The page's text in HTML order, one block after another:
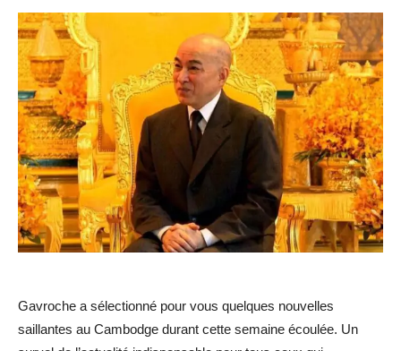
Gavroche a sélectionné pour vous quelques nouvelles
saillantes au Cambodge durant cette semaine écoulée. Un